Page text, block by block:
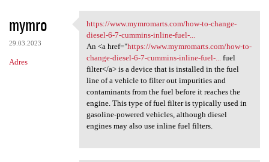
mymro
29.03.2023
Adres
https://www.mymromarts.com
https://www.mymromarts.com/how-to-change-
diesel-6-7-cummins-inline-fuel-...
An <a href="https://www.mymromarts.com/how-to-
change-diesel-6-7-cummins-inline-fuel-...fuel
filter</a> is a device that is installed in the fuel
line of a vehicle to filter out impurities and
contaminants from the fuel before it reaches the
engine. This type of fuel filter is typically used in
gasoline-powered vehicles, although diesel
engines may also use inline fuel filters.